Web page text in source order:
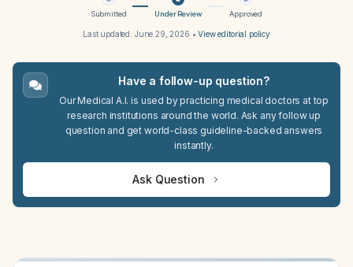
Submitted Under Review Approved
Last updated: June 29, 2026 •View editorial policy
Have a follow-up question?
Our Medical A.I. is used by practicing medical doctors at top
research institutions around the world. Ask any follow up
question and get world-class guideline-backed answers
instantly.
Ask Question